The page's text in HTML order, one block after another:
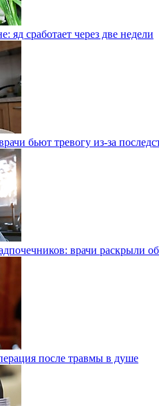
яд сработает через две недели
бьют тревогу из-за
врачи раскрыли
после травмы в душе